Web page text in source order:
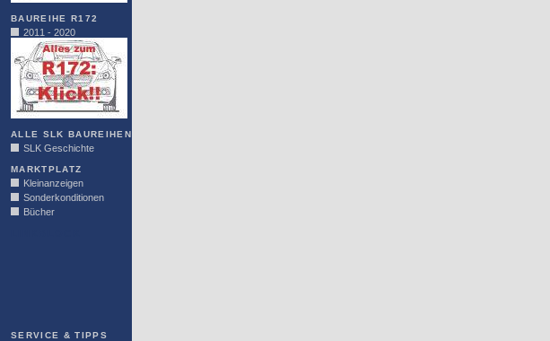
BAUREIHE R172
2011 - 2020
ALLE SLK BAUREIHEN
SLK Geschichte
MARKTPLATZ
Kleinanzeigen
Sonderkonditionen
Bücher
SERVICE & TIPPS